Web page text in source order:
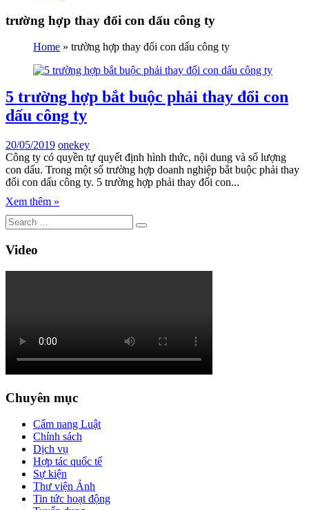
trường hợp thay đổi con dấu công ty
Home » trường hợp thay đổi con dấu công ty
5 trường hợp bắt buộc phải thay đổi con
dấu công ty
20/05/2019 onekey
Công ty có quyền tự quyết định hình thức, nội dung và số lượng
con dấu. Trong một số trường hợp doanh nghiệp bắt buộc phải thay
đổi con dấu công ty. 5 trường hợp phải thay đổi con...
Xem thêm »
Video
Chuyên mục
Cẩm nang Luật
Chính sách
Dịch vụ
Hợp tác quốc tế
Sự kiện
Thư viện Ảnh
Tin tức hoạt động